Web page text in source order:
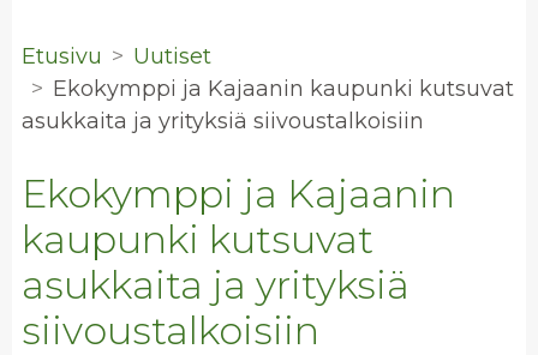
Etusivu
Uutiset
Eko­kymp­pi ja Ka­jaa­nin kau­pun­ki kut­su­vat
asuk­kai­ta ja yri­tyk­siä sii­vous­tal­koi­siin
Ekokymppi ja Kajaanin
kaupunki kutsuvat
asukkaita ja yrityksiä
siivoustalkoisiin